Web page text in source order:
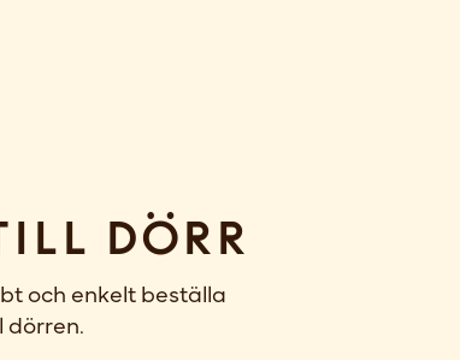
till dörr
och enkelt beställa
dörren.